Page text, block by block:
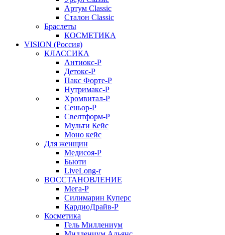
Артум Classic
Сталон Classic
Браслеты
КОСМЕТИКА
VISION (Россия)
КЛАССИКА
Антиокс-Р
Детокс-Р
Пакс Форте-Р
Нутримакс-Р
Хромвитал-Р
Сеньор-Р
Свелтформ-Р
Мульти Кейс
Моно кейс
Для женщин
Медисоя-Р
Бьюти
LiveLong-r
ВОССТАНОВЛЕНИЕ
Мега-Р
Силимарин Куперс
КардиоДрайв-Р
Косметика
Гель Миллениум